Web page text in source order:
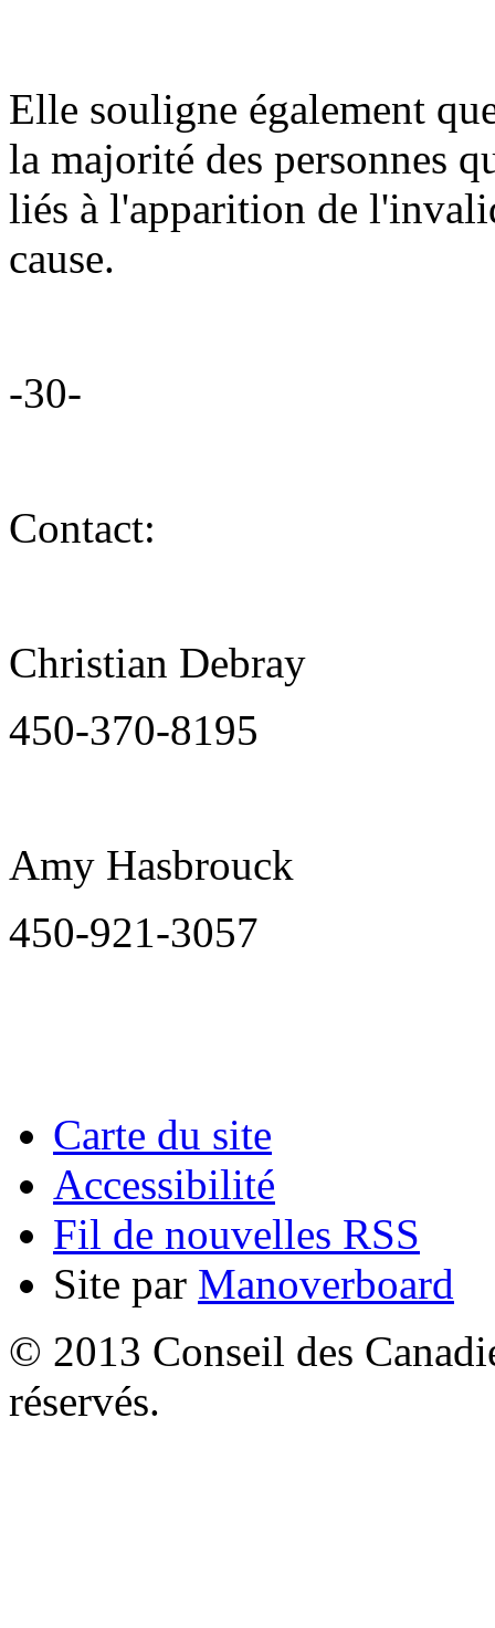
Elle souligne également
la majorité des personnes
liés à l'apparition de
cause.
-30-
Contact:
Christian Debray
450-370-8195
Amy Hasbrouck
450-921-3057
Carte du site
Accessibilité
Fil de nouvelles RSS
Site par Manoverboard
© 2013 Conseil des
réservés.